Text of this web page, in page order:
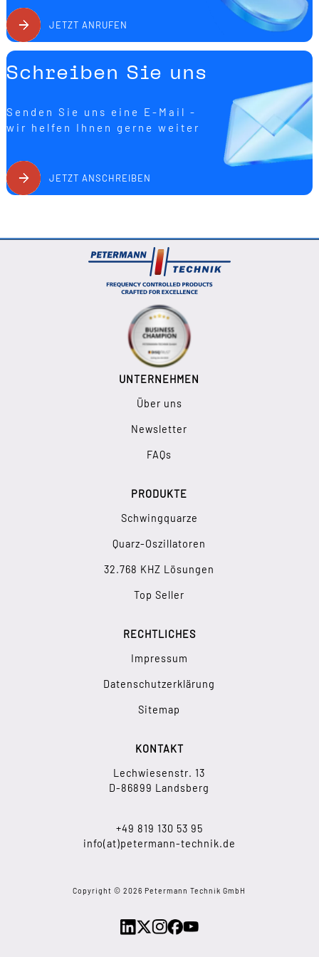
reproduzierbar zu verifizieren.
JETZT ANRUFEN
Schreiben Sie uns
Senden Sie uns eine E-Mail -
wir helfen Ihnen gerne weiter
JETZT ANSCHREIBEN
UNTERNEHMEN
Über uns
Newsletter
FAQs
PRODUKTE
Schwingquarze
Quarz-Oszillatoren
32.768 KHZ Lösungen
Top Seller
RECHTLICHES
Impressum
Datenschutzerklärung
Sitemap
KONTAKT
Lechwiesenstr. 13
D-86899 Landsberg
+49 819 130 53 95
info(at)petermann-technik.de
Copyright © 2026 Petermann Technik GmbH